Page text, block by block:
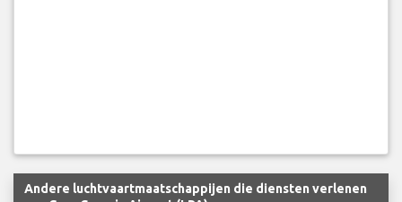
Andere luchtvaartmaatschappijen die diensten verlenen